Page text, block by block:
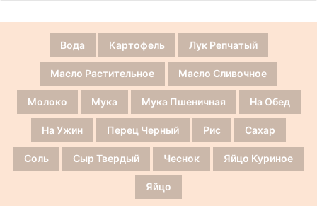
Вода Картофель Лук Репчатый
Масло Растительное Масло Сливочное
Молоко Мука Мука Пшеничная На Обед
На Ужин Перец Черный Рис Сахар
Соль Сыр Твердый Чеснок Яйцо Куриное
Яйцо